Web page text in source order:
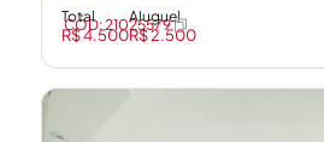
Total
R$ 4.500
Aluguel
R$ 2.500
CÓD: 21025579